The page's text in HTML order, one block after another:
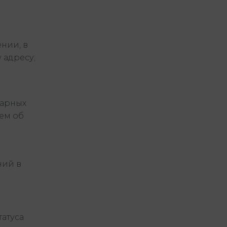
в
об
в